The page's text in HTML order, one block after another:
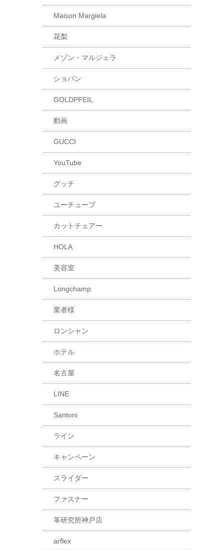
Maison Margiela
花梨
メゾン・マルジェラ
ショパン
GOLDPFEIL
動画
GUCCI
YouTube
グッチ
ユーチューブ
カットチェアー
HOLA
美容室
Longchamp
業者様
ロンシャン
ホテル
名古屋
LINE
Santoni
ライン
キャンペーン
スライダー
ファスナー
革研究所神戸店
arflex